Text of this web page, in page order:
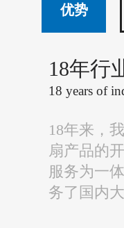
优势
18年行
18 years of
18年来，
扇产品的
服务为一
务了国内